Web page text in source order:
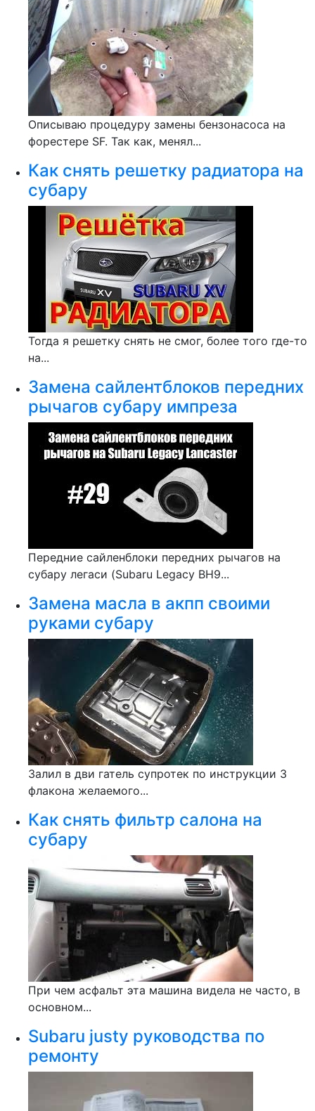
Описываю процедуру замены бензонасоса на
форестере SF. Так как, менял...
Как снять решетку радиатора на
субару
Тогда я решетку снять не смог, более того где-то
на...
Замена сайлентблоков передних
рычагов субару импреза
Передние сайленблоки передних рычагов на
субару легаси (Subaru Legacy BH9...
Замена масла в акпп своими
руками субару
Залил в дви гатель супротек по инструкции 3
флакона желаемого...
Как снять фильтр салона на
субару
При чем асфальт эта машина видела не часто, в
основном...
Subaru justy руководства по
ремонту